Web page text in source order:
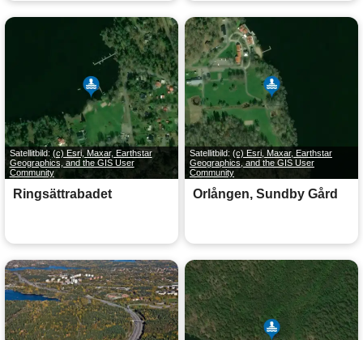
Satellitbild: (c) Esri, Maxar, Earthstar
Geographics, and the GIS User
Community
Ringsättrabadet
Satellitbild: (c) Esri, Maxar, Earthstar
Geographics, and the GIS User
Community
Orlången, Sundby Gård